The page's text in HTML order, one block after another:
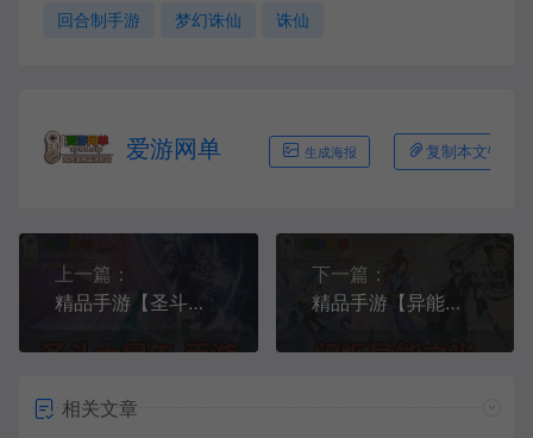
回合制手游 梦幻诛仙 诛仙
爱游网单 生成海报 复制本文链接
上一篇：
精品手游【圣斗士星矢】正义传说模拟器手游虚拟机一键端视频安装教程GM后台
下一篇：
精品手游【异能之光】六阵容新宝石版虚拟机一键端视频安装教程GM后台设置局域网可以手机链接
相关文章